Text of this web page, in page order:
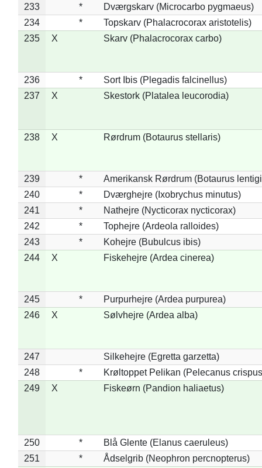
233
*
Dværgskarv (Microcarbo pygmaeus)
234
*
Topskarv (Phalacrocorax aristotelis)
235
X Skarv (Phalacrocorax carbo)
236 *
Sort Ibis (Plegadis falcinellus)
237
X Skestork (Platalea leucorodia)
238 X Rørdrum (Botaurus stellaris)
239 *
Amerikansk Rørdrum (Botaurus
240
*
Dværghejre (Ixobrychus minutus)
241
*
Nathejre (Nycticorax nycticorax)
242
*
Tophejre (Ardeola ralloides)
243
*
Kohejre (Bubulcus ibis)
244
X Fiskehejre (Ardea cinerea)
245 *
Purpurhejre (Ardea purpurea)
246
X Sølvhejre (Ardea alba)
247
Silkehejre (Egretta garzetta)
248
*
Krøltoppet Pelikan (Pelecanus
249
X Fiskeørn (Pandion haliaetus)
250 *
Blå Glente (Elanus caeruleus)
251
*
Ådselgrib (Neophron percnopterus)